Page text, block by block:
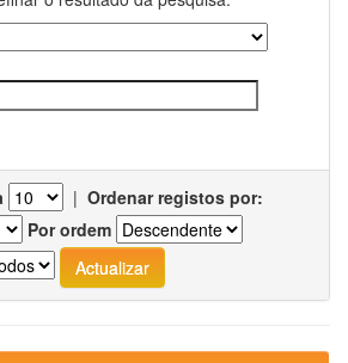
| Ordenar registos por:
Por ordem